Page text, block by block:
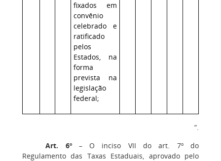
fixados em
convênio
celebrado e
ratificado
pelos
Estados, na
forma
prevista na
legislação
federal;
”.
Art. 6º– O inciso VII do art. 7º do
Regulamento das Taxas Estaduais, aprovado pelo